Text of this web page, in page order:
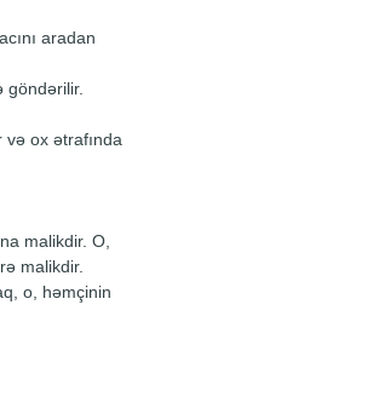
aradan
göndərilir.
ox ətrafında
malikdir. O,
malikdir.
o, həmçinin